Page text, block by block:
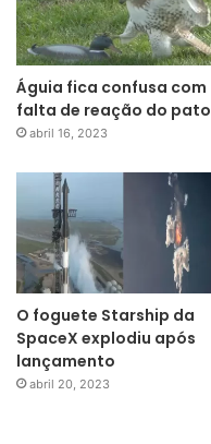
Águia fica confusa com
falta de reação do pato
abril 16, 2023
O foguete Starship da
SpaceX explodiu após
lançamento
abril 20, 2023